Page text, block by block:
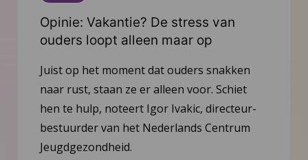
Opinie: Vakantie? De stress van
ouders loopt alleen maar op
Juist op het moment dat ouders snakken
naar rust, staan ze er alleen voor. Schiet
hen te hulp, noteert Igor Ivakic, directeur-
bestuurder van het Nederlands Centrum
Jeugdgezondheid.